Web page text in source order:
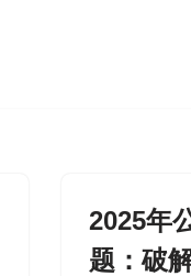
2025年
题：破